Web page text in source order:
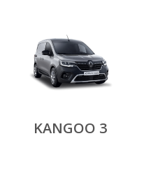
KANGOO 3